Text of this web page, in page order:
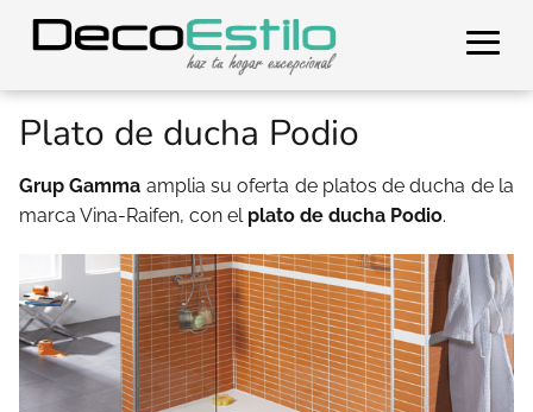
Plato de ducha Podio
Grup Gamma amplia su oferta de platos de ducha de la
marca Vina-Raifen, con el plato de ducha Podio.